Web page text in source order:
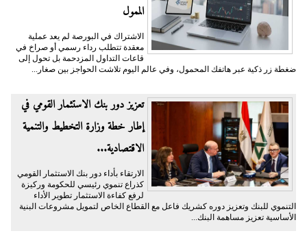
الممول
الاشتراك في البورصة لم يعد عملية
معقدة تتطلب رداء رسمي أو صراخ في
قاعات التداول المزدحمة بل تحول إلى
ضغطة زر ذكية عبر هاتفك المحمول، وفي عالم اليوم تلاشت الحواجز بين صغار...
تعزيز دور بنك الاستثمار القومي في
إطار خطة وزارة التخطيط والتنمية
الاقتصادية...
الارتقاء بأداء دور بنك الاستثمار القومي
كذراع تنموي رئيسي للحكومة وركيزة
لرفع كفاءة الاستثمار تطوير الأداء
التنموي للبنك وتعزيز دوره كشريك فاعل مع القطاع الخاص لتمويل مشروعات البنية
الأساسية تعزيز مساهمة البنك...